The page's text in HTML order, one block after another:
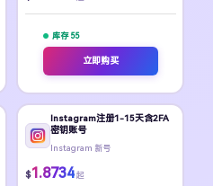
库存 55
立即购买
Instagram注册1-15天含2FA
密钥账号
Instagram 新号
$1.8734 起